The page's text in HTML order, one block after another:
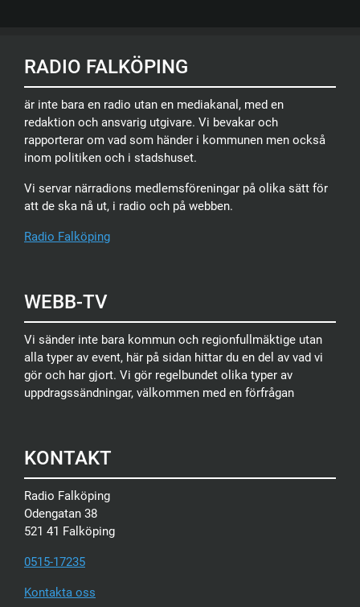
RADIO FALKÖPING
är inte bara en radio utan en mediakanal, med en
redaktion och ansvarig utgivare. Vi bevakar och
rapporterar om vad som händer i kommunen men också
inom politiken och i stadshuset.
Vi servar närradions medlemsföreningar på olika sätt för
att de ska nå ut, i radio och på webben.
Radio Falköping
WEBB-TV
Vi sänder inte bara kommun och regionfullmäktige utan
alla typer av event, här på sidan hittar du en del av vad vi
gör och har gjort. Vi gör regelbundet olika typer av
uppdragssändningar, välkommen med en förfrågan
KONTAKT
Radio Falköping
Odengatan 38
521 41 Falköping
0515-17235
Kontakta oss